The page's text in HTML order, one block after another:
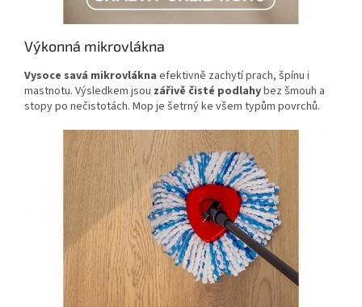
Výkonná mikrovlákna
Vysoce savá mikrovlákna efektivně zachytí prach, špínu i
mastnotu. Výsledkem jsou zářivě čisté podlahybez šmouh a
stopy po nečistotách. Mop je šetrný ke všem typům povrchů.